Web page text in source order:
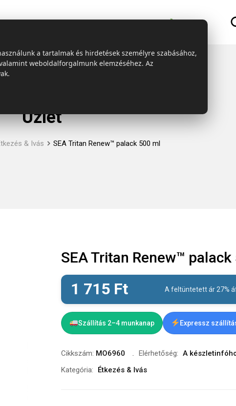
Emblémázás és szállítás Tech = Kedvező ár ESG
Üzlet
& Ivás SEA Tritan Renew™ palack 500 ml
SEA Tritan Renew™
1 715 Ft A feltüntetett ár 27%
Szállítás 2–4 munkanap Expressz
Cikkszám: MO6960 Elérhetőség: A
Kategória:
Étkezés & Ivás
a tartalmak és hirdetések személyre szabásához,
weboldalforgalmunk elemzéséhez. Az